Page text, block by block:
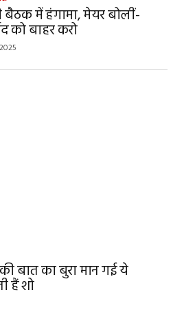
में हंगामा, मेयर बोलीं-
को बाहर करो
बात का बुरा मान गई ये
हैं शो